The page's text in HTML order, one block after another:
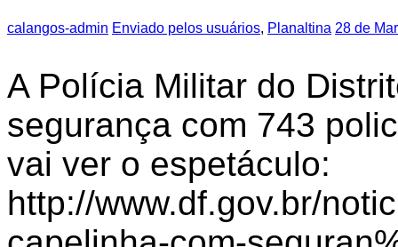
calangos-admin Enviado pelos usuários, Planaltina 28 de
A Polícia Militar do
segurança com 743
vai ver o espetáculo:
http://www.df.gov.br/